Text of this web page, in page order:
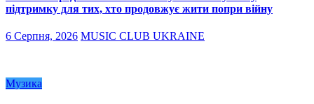
підтримку для тих, хто продовжує жити попри війну
6 Серпня, 2026 MUSIC CLUB UKRAINE
Музика